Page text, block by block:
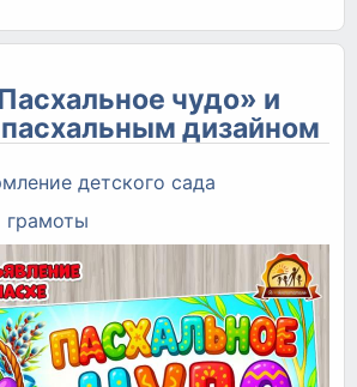
чудо» и
дизайном
детского сада
грамоты